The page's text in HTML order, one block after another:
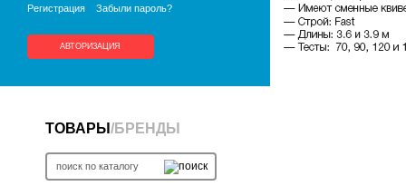
Регистрация Забыли пароль?
АВТОРИЗАЦИЯ
ТОВАРЫ /БРЕНДЫ